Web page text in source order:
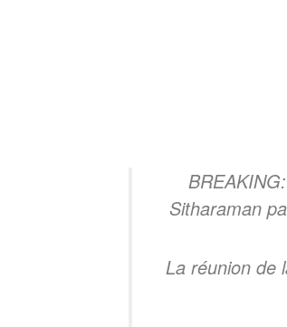
Sitharaman
La réunion de